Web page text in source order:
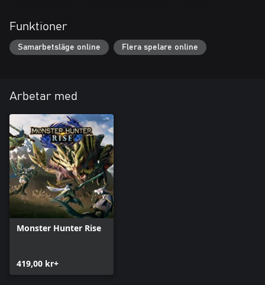
Funktioner
Samarbetsläge online Flera spelare online
Arbetar med
Monster Hunter Rise
419,00 kr+